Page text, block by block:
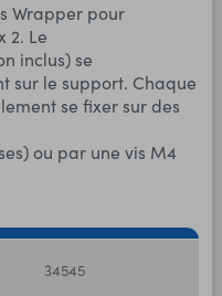
Wrapper pour
2. Le
inclus) se
sur le support. Chaque
se fixer sur des
ou par une vis M4
34545